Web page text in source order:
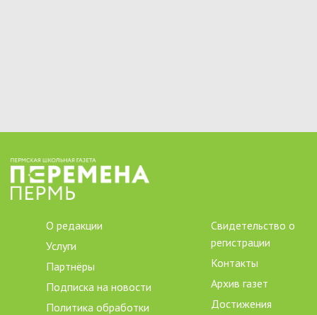
О редакции
Услуги
Партнёры
Подписка на новости
Политика обработки
Свидетельство о
регистрации
Контакты
Архив газет
Достижения